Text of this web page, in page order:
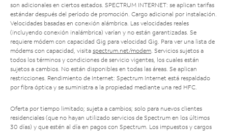
son adicionales en ciertos estados. SPECTRUM INTERNET: se aplican tarifas
estándar después del período de promoción. Cargo adicional por instalación.
Velocidades basadas en conexión alámbrica. Las velocidades reales
(incluyendo conexión inalámbrica) varían y no están garantizadas. Se
requiere módem con capacidad Gig para velocidad Gig. Para ver una lista de
módems con capacidad, visita spectrum.net/modem . Servicios sujetos a
todos los términos y condiciones de servicio vigentes, los cuales están
sujetos a cambios. No están disponibles en todas las áreas. Se aplican
restricciones. Rendimiento de Internet: Spectrum Internet está respaldado
por fibra óptica y se suministra a la propiedad mediante una red HFC.
Oferta por tiempo limitado; sujeta a cambios; solo para nuevos clientes
residenciales (que no hayan utilizado servicios de Spectrum en los últimos
30 días) y que estén al día en pagos con Spectrum. Los impuestos y cargos